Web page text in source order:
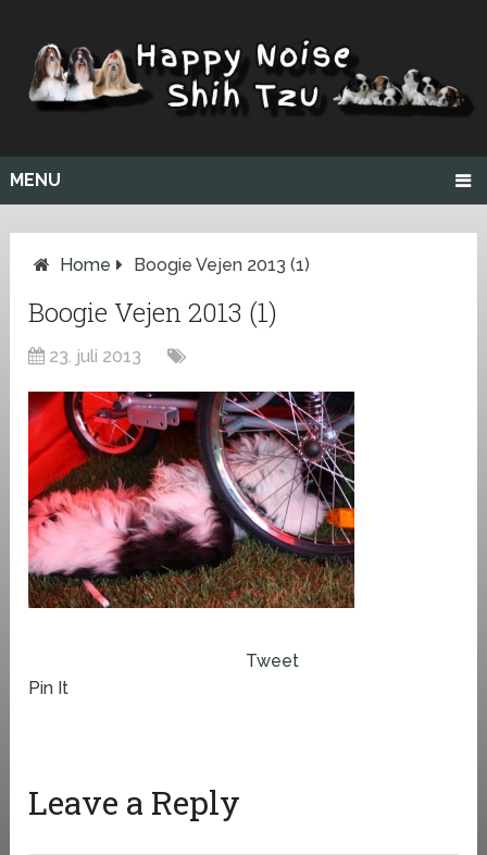
MENU
Home Boogie Vejen 2013 (1)
Boogie Vejen 2013 (1)
23. juli 2013
Tweet
Pin It
Leave a Reply